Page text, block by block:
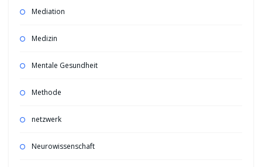
Mediation
Medizin
Mentale Gesundheit
Methode
netzwerk
Neurowissenschaft